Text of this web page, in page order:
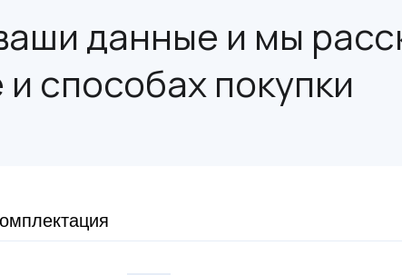
данные и мы
способах покупки